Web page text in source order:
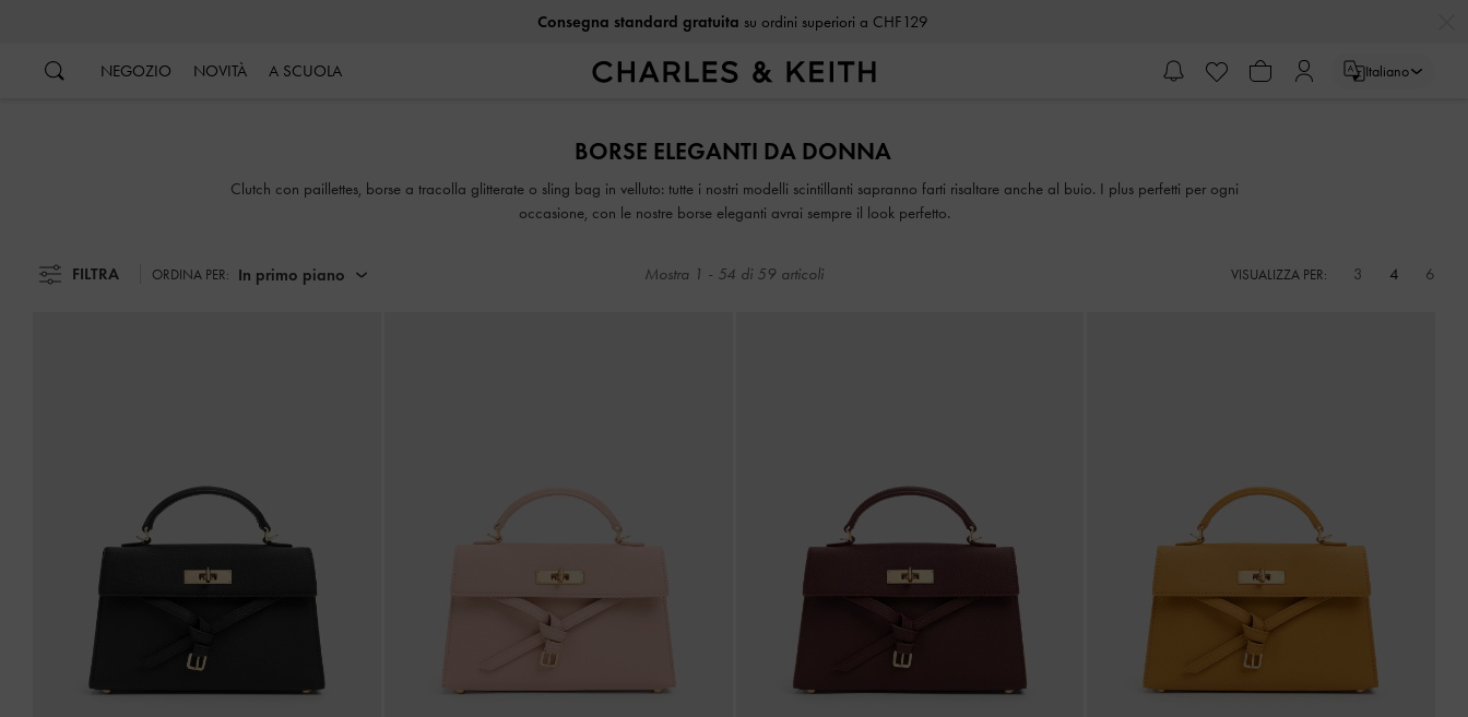
Consegna standard gratuita su ordini superiori a CHF129
NEGOZIO NOVITÀ A SCUOLA Italiano
BORSE ELEGANTI DA DONNA
Clutch con paillettes, borse a tracolla glitterate o sling bag in velluto: tutte i nostri modelli scintillanti sapranno farti risaltare anche al buio. I plus perfetti per ogni
occasione, con le nostre borse eleganti avrai sempre il look perfetto.
FILTRA ORDINA PER: In primo piano Mostra 1 - 54 di 59 articoli VISUALIZZA PER: 3 4 6